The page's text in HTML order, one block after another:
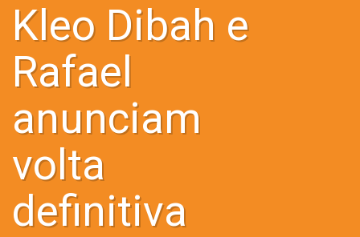
Kleo Dibah e
Rafael
anunciam
volta
definitiva